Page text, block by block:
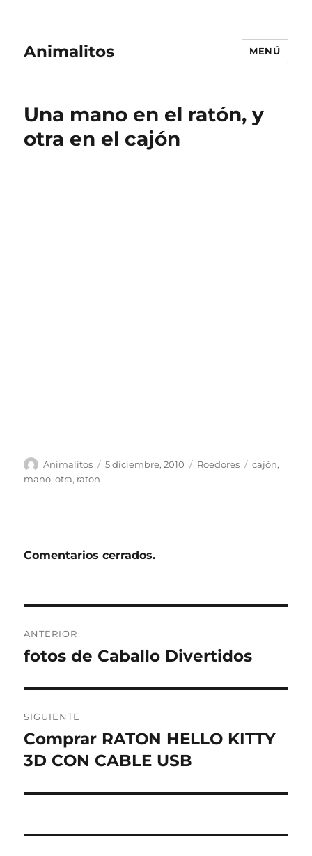
Animalitos MENÚ
Una mano en el ratón, y
otra en el cajón
Autor
Animalitos
Publicado
5 diciembre, 2010 Categorías
Roedores Etiquetas
cajón,
mano,otra, raton
Comentarios cerrados.
de
ANTERIOR
Entrada
fotos de Caballo Divertidos
SIGUIENTE
Entrada
siguiente:
Comprar RATON HELLO KITTY
3D CON CABLE USB